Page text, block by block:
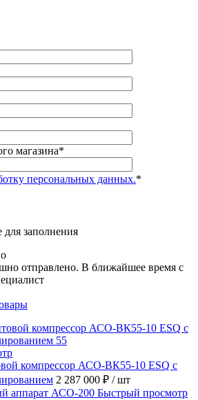
магазина*
персональных данных.*
для заполнения
отправлено. В ближайшее время с
компрессор АСО-ВК55-10 ESQ с
2 287 000 ₽ / шт
Быстрый просмотр